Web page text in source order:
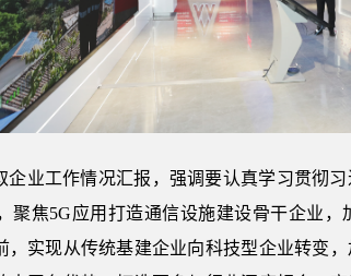
企业工作情况汇报，强调要认真学习贯彻
聚焦5G应用打造通信设施建设骨干企业
，实现从传统基建企业向科技型企业转变